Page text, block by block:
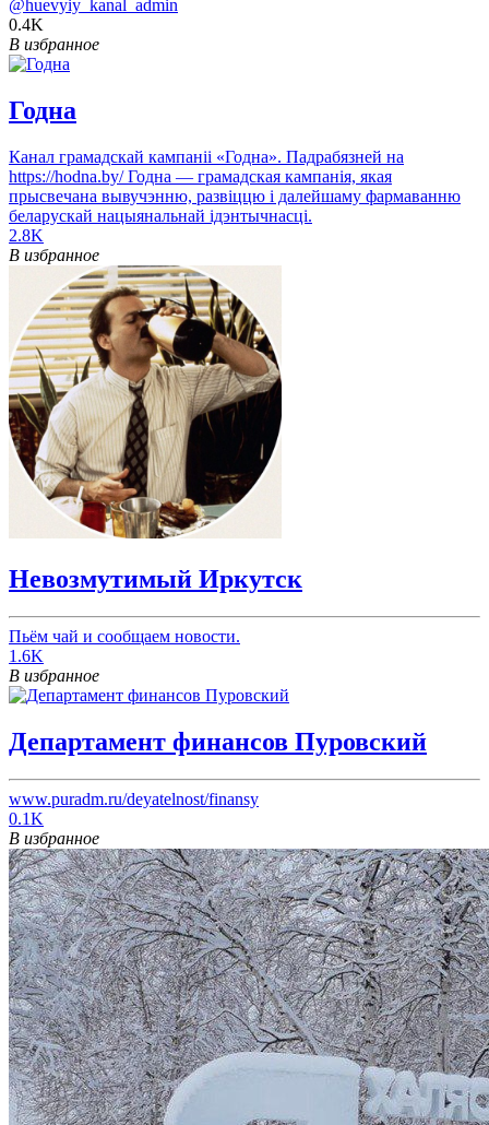
@huevyiy_kanal_admin
0.4K
В избранное
Годна
Канал грамадскай кампаніі «Годна». Падрабязней на
https://hodna.by/ Годна — грамадская кампанія, якая
прысвечана вывучэнню, развіццю і далейшаму фармаванню
беларускай нацыянальнай ідэнтычнасці.
2.8K
В избранное
Невозмутимый Иркутск
Пьём чай и сообщаем новости.
1.6K
В избранное
Департамент финансов Пуровский
www.puradm.ru/deyatelnost/finansy
0.1K
В избранное